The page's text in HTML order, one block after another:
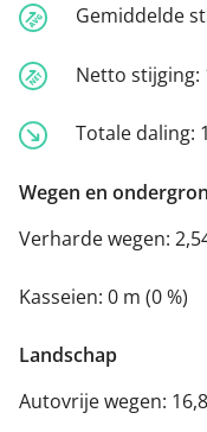
Gemiddelde
Netto stijging:
Totale daling:
Wegen en
Verharde wegen:
Kasseien: 0 m (0 %)
Landschap
Autovrije wegen: